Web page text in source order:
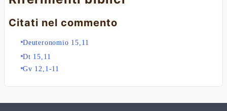
Citati nel commento
Deuteronomio 15,11
Dt 15,11
Gv 12,1-11